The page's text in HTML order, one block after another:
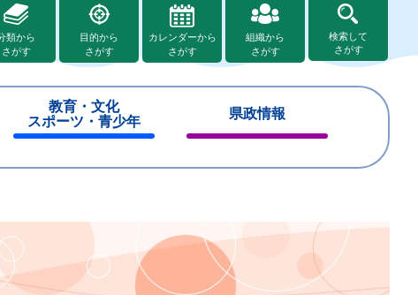
類から
さがす
目的から
さがす
カレンダーから
さがす
組織から
さがす
検索して
さがす
教育・文化
スポーツ・青少年
じ
県政情報
じ